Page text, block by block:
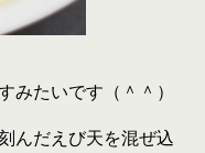
みたいです（＾＾）
んだえび天を混ぜ込